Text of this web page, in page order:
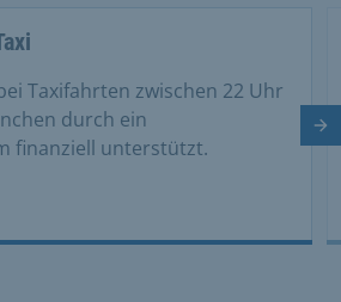
Taxifahrten zwischen 22 Uhr
durch ein
finanziell unterstützt.